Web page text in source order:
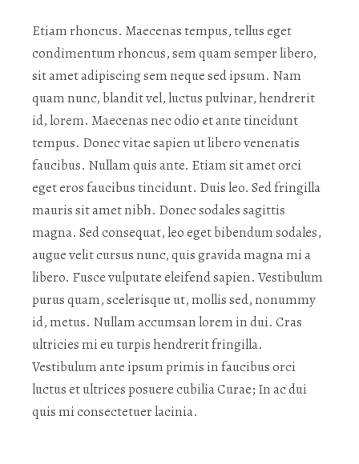
Etiam rhoncus. Maecenas tempus, tellus eget
condimentum rhoncus, sem quam semper libero,
sit amet adipiscing sem neque sed ipsum. Nam
quam nunc, blandit vel, luctus pulvinar, hendrerit
id, lorem. Maecenas nec odio et ante tincidunt
tempus. Donec vitae sapien ut libero venenatis
faucibus. Nullam quis ante. Etiam sit amet orci
eget eros faucibus tincidunt. Duis leo. Sed fringilla
mauris sit amet nibh. Donec sodales sagittis
magna. Sed consequat, leo eget bibendum sodales,
augue velit cursus nunc, quis gravida magna mi a
libero. Fusce vulputate eleifend sapien. Vestibulum
purus quam, scelerisque ut, mollis sed, nonummy
id, metus. Nullam accumsan lorem in dui. Cras
ultricies mi eu turpis hendrerit fringilla.
Vestibulum ante ipsum primis in faucibus orci
luctus et ultrices posuere cubilia Curae; In ac dui
quis mi consectetuer lacinia.